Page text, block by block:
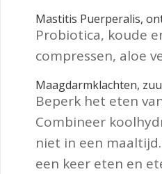
Mastitis Puerperalis,
Probiotica, koude
compressen, aloe
Maagdarmklachten,
Beperk het eten
Combineer
niet in een
een keer eten en